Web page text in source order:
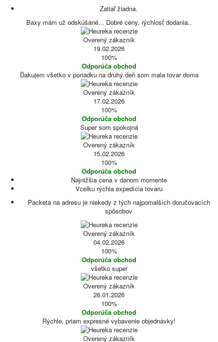
Zatiaľ žiadna.
Baxy mám už odskúšané... Dobré ceny, rýchlosť dodania..
Overený zákazník
19.02.2026
100%
Odporúča obchod
Ďakujem všetko v poriadku na druhý deň som mala tovar doma
Overený zákazník
17.02.2026
100%
Odporúča obchod
Super som spokojná
Overený zákazník
15.02.2026
100%
Odporúča obchod
Najnižšia cena v danom momente
Vcelku rýchla expedícia tovaru
Packeta na adresu je niekedy z tých najpomalších doručovacích
spôsobov
Overený zákazník
04.02.2026
100%
Odporúča obchod
všetko super
Overený zákazník
26.01.2026
100%
Odporúča obchod
Rýchle, priam expresné vybavenie objednávky!
Overený zákazník